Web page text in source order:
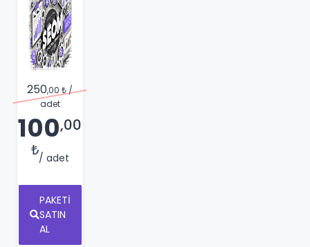
250,00 ₺/
adet
100,00
₺/ adet
PAKETI
SATIN
AL